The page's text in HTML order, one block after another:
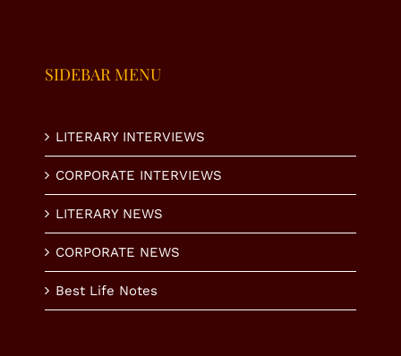
SIDEBAR MENU
LITERARY INTERVIEWS
CORPORATE INTERVIEWS
LITERARY NEWS
CORPORATE NEWS
Best Life Notes